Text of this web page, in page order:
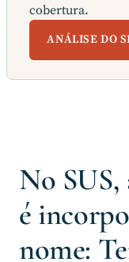
cobertura.
ANÁLISE DO
No SUS,
é
nome: